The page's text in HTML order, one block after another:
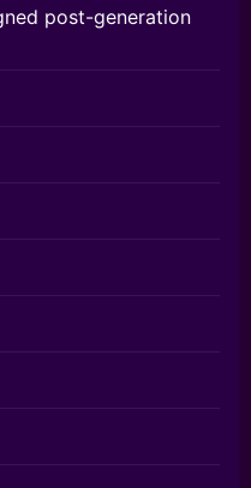
post-generation